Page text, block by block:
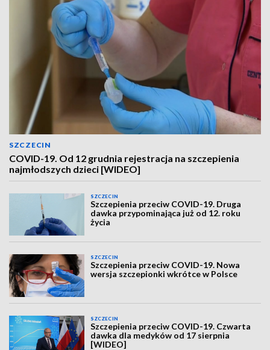
SZCZECIN
COVID-19. Od 12 grudnia rejestracja na szczepienia
najmłodszych dzieci [WIDEO]
SZCZECIN
Szczepienia przeciw COVID-19. Druga
dawka przypominająca już od 12. roku
życia
SZCZECIN
Szczepienia przeciw COVID-19. Nowa
wersja szczepionki wkrótce w Polsce
SZCZECIN
Szczepienia przeciw COVID-19. Czwarta
dawka dla medyków od 17 sierpnia
[WIDEO]